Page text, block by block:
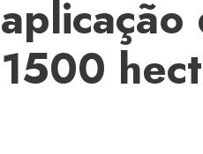
aplicação
1500